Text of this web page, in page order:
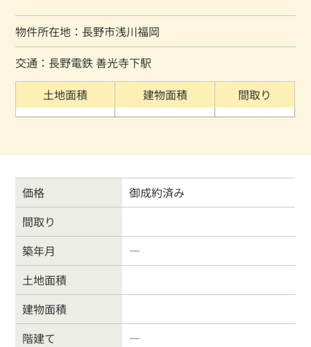
物件所在地：長野市浅川福岡
交通：長野電鉄 善光寺下駅
土地面積
建物面積 間取り
価格
御成約済み
間取り
築年月
―
土地面積
建物面積
階建て
―
マンション
賃貸物件 物件を売る